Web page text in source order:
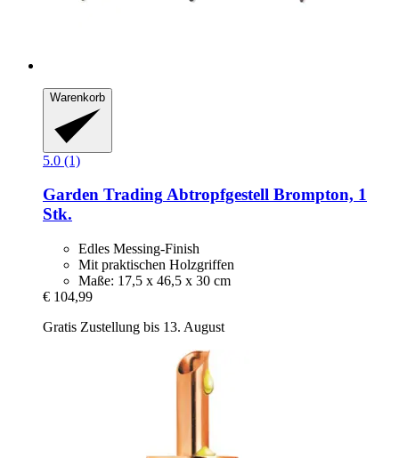
Warenkorb
5.0 (1)
Garden TradingAbtropfgestell Brompton, 1
Stk.
Edles Messing-Finish
Mit praktischen Holzgriffen
Maße: 17,5 x 46,5 x 30 cm
€ 104,99
Gratis Zustellung bis 13. August